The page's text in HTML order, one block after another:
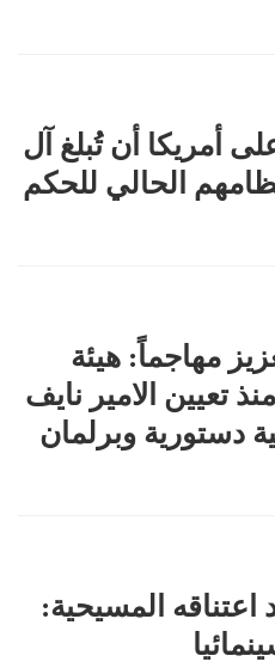
أمريكا أن تُبلغ آل
الحالي للحكم
مهاجماً: هيئة
تعيين الامير نايف
دستورية وبرلمان
المسيحية: